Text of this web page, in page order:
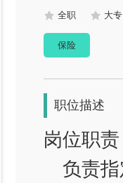
全职
大专
保险
职位描述
岗位职
负责